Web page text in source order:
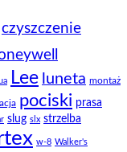
czyszczenie
Lee luneta montaż
pociski prasa
slug slx strzelba
w-8 Walker's